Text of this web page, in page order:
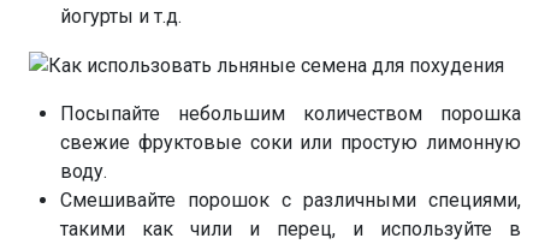
йогурты и т.д.
Посыпайте небольшим количеством порошка
свежие фруктовые соки или простую лимонную
воду.
Смешивайте порошок с различными специями,
такими как чили и перец, и используйте в